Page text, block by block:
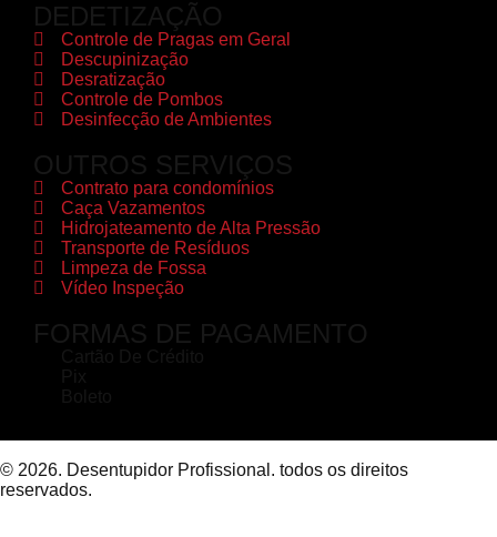
DEDETIZAÇÃO
Controle de Pragas em Geral
Descupinização
Desratização
Controle de Pombos
Desinfecção de Ambientes
OUTROS SERVIÇOS
Contrato para condomínios
Caça Vazamentos
Hidrojateamento de Alta Pressão
Transporte de Resíduos
Limpeza de Fossa
Vídeo Inspeção
FORMAS DE PAGAMENTO
© 2026. Desentupidor Profissional. todos os direitos
reservados.